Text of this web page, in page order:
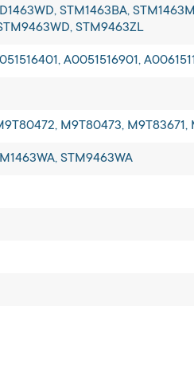
STM1463BA,
STM9463ZL
A0051516901,
M9T80473, M9T83671,
STM9463WA